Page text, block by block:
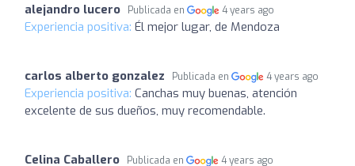
alejandro lucero Publicada en 4 years ago
Experiencia positiva: Él mejor lugar, de Mendoza
carlos alberto gonzalez Publicada en 4 years ago
Experiencia positiva: Canchas muy buenas, atención
excelente de sus dueños, muy recomendable.
Celina Caballero Publicada en 4 years ago